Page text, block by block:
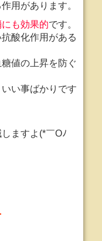
用があります。
も効果的です。
酸化作用がある
値の上昇を防ぐ
い事ばかりです
ますよ(*￣Oﾉ￣